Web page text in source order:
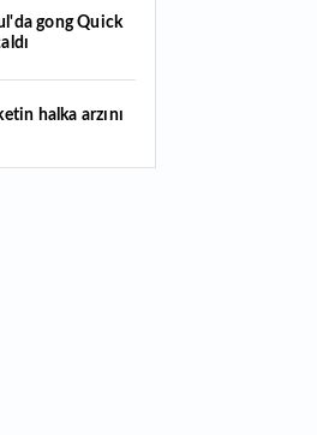
gong Quick
halka arzını